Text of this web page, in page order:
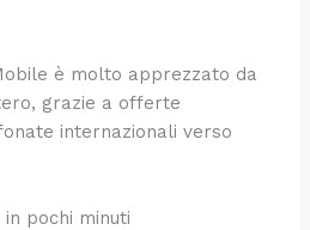
è molto apprezzato da
grazie a offerte
internazionali verso
pochi minuti